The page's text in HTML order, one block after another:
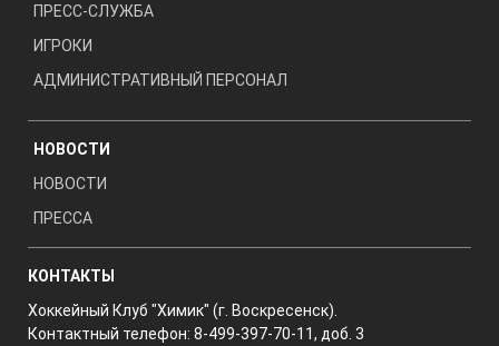
ПРЕСС-СЛУЖБА
ИГРОКИ
АДМИНИСТРАТИВНЫЙ ПЕРСОНАЛ
НОВОСТИ
НОВОСТИ
ПРЕССА
КОНТАКТЫ
Хоккейный Клуб "Химик" (г. Воскресенск).
Контактный телефон: 8-499-397-70-11, доб. 3